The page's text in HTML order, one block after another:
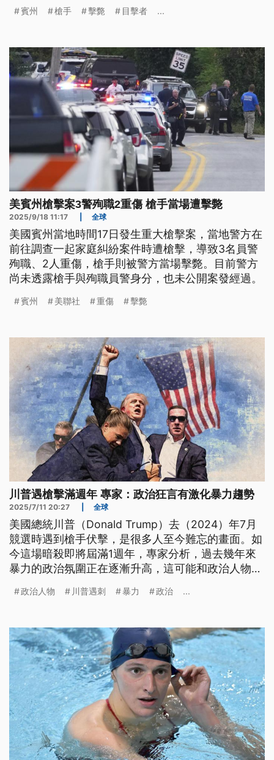
擊斃。
賓州 槍手 擊斃 目擊者 ...
美賓州槍擊案3警殉職2重傷 槍手當場遭擊斃
2025/9/18 11:17 全球
美國賓州當地時間17日發生重大槍擊案，當地警方在
前往調查一起家庭糾紛案件時遭槍擊，導致3名員警
殉職、2人重傷，槍手則被警方當場擊斃。目前警方
尚未透露槍手與殉職員警身分，也未公開案發經過。
賓州 美聯社 重傷 擊斃
川普遇槍擊滿週年 專家：政治狂言有激化暴力趨勢
2025/7/11 20:27 全球
美國總統川普（Donald Trump）去（2024）年7月
競選時遇到槍手伏擊，是很多人至今難忘的畫面。如
今這場暗殺即將屆滿1週年，專家分析，過去幾年來
暴力的政治氛圍正在逐漸升高，這可能和政治人物的
政治人物 川普遇刺 暴力 政治 ...